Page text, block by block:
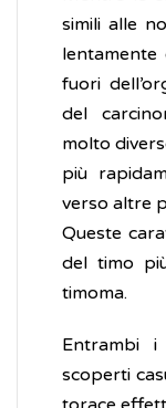
simili alle
fuori
del
molto
più
verso altre
Queste
del timo
timoma.
Entrambi
scoperti